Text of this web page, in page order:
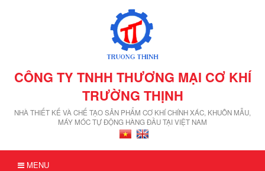
CÔNG TY TNHH THƯƠNG MẠI CƠ KHÍ
TRƯỜNG THỊNH
NHÀ THIẾT KẾ VÀ CHẾ TẠO SẢN PHẨM CƠ KHÍ CHÍNH XÁC, KHUÔN MẪU,
MÁY MÓC TỰ ĐỘNG HÀNG ĐẦU TẠI VIỆT NAM
MENU